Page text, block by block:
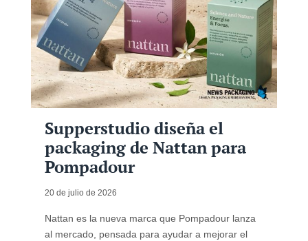
Supperstudio diseña el
packaging de Nattan para
Pompadour
20 de julio de 2026
Nattan es la nueva marca que Pompadour lanza
al mercado, pensada para ayudar a mejorar el